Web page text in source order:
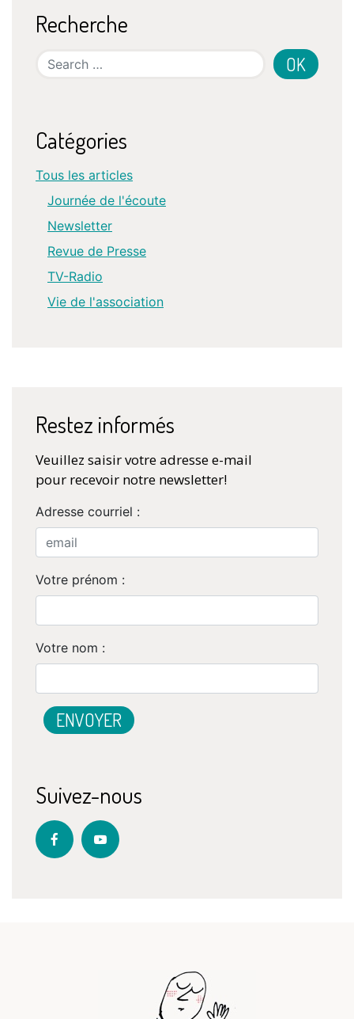
Recherche
Search
Catégories
Tous les articles
Journée de l'écoute
Newsletter
Revue de Presse
TV-Radio
Vie de l'association
Restez informés
Veuillez saisir votre adresse e-mail
pour recevoir notre newsletter!
Adresse courriel :
Votre prénom :
Votre nom :
Suivez-nous